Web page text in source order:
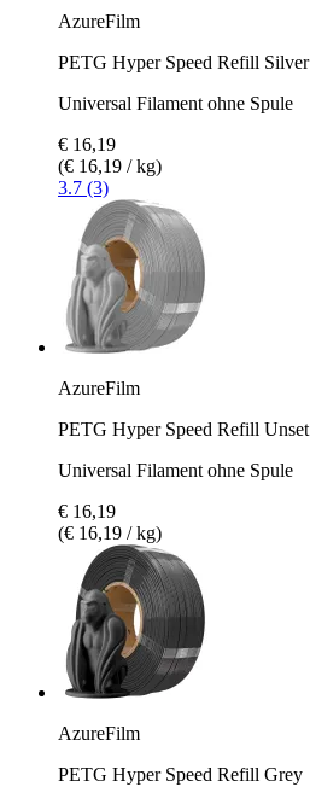
AzureFilm
PETG Hyper Speed Refill Silver
Universal Filament ohne Spule
€ 16,19
(€ 16,19 / kg)
3.7 (3)
AzureFilm
PETG Hyper Speed Refill Unset
Universal Filament ohne Spule
€ 16,19
(€ 16,19 / kg)
AzureFilm
PETG Hyper Speed Refill Grey